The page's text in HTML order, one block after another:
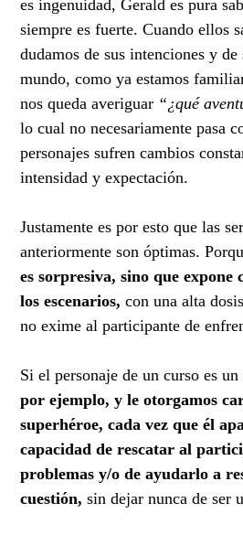
es ingenuidad, Gerald es pura
siempre es fuerte. Cuando ellos
dudamos de sus intenciones y
mundo, como ya estamos
nos queda averiguar “¿qué
lo cual no necesariamente pasa
personajes sufren cambios
intensidad y expectación.
Justamente es por esto que las
anteriormente son óptimas.
es sorpresiva, sino que expone
los escenarios,con una alta
no exime al participante de
Si el personaje de un curso es un
por ejemplo, y le otorgamos
superhéroe, cada vez que él
capacidad de rescatar al
problemas y/o de ayudarlo a
cuestión, sin dejar nunca de ser